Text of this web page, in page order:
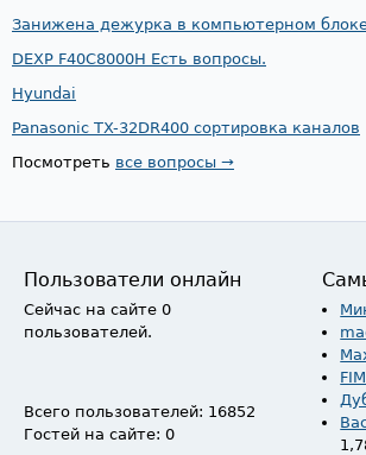
Занижена дежурка в компьютерном
DEXP F40C8000H Есть вопросы.
Hyundai
Panasonic TX-32DR400 сортировка каналов
Посмотреть все вопросы →
Пользователи онлайн
Сейчас на сайте 0
пользователей.
Всего пользователей: 16852
Гостей на сайте: 0